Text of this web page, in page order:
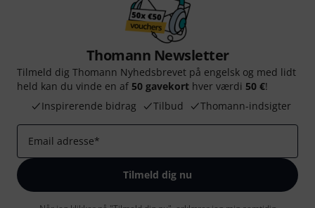
Thomann Newsletter
Tilmeld dig Thomann Nyhedsbrevet på engelsk og med lidt
held kan du vinde en af 50 gavekort hver værdi 50 €!
Inspirerende bidrag
Tilbud Thomann-indsigter
Email adresse*
Tilmeld dig nu